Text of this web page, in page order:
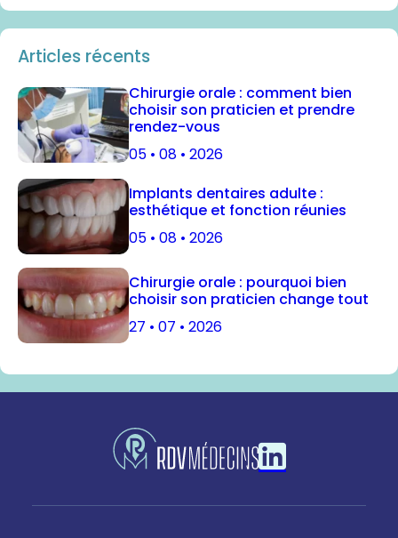
Articles récents
Chirurgie orale : comment bien
choisir son praticien et prendre
rendez-vous
05 • 08 • 2026
Implants dentaires adulte :
esthétique et fonction réunies
05 • 08 • 2026
Chirurgie orale : pourquoi bien
choisir son praticien change tout
27 • 07 • 2026